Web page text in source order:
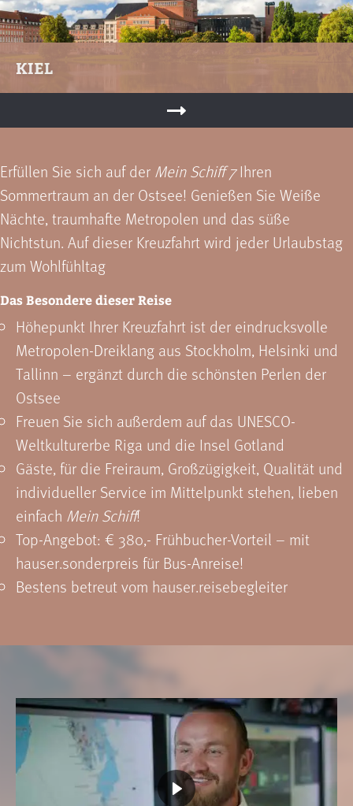
KIEL
Erfüllen Sie sich auf der Mein Schiff 7Ihren
Sommertraum an der Ostsee! Genießen Sie Weiße
Nächte, traumhafte Metropolen und das süße
Nichtstun. Auf dieser Kreuzfahrt wird jeder Urlaubstag
zum Wohlfühltag
Das Besondere dieser Reise
Höhepunkt Ihrer Kreuzfahrt ist der eindrucksvolle
Metropolen-Dreiklang aus Stockholm, Helsinki und
Tallinn – ergänzt durch die schönsten Perlen der
Ostsee
Freuen Sie sich außerdem auf das UNESCO-
Weltkulturerbe Riga und die Insel Gotland
Gäste, für die Freiraum, Großzügigkeit, Qualität und
individueller Service im Mittelpunkt stehen, lieben
einfach Mein Schiff!
Top-Angebot: € 380,- Frühbucher-Vorteil – mit
hauser.sonderpreis für Bus-Anreise!
Bestens betreut vom hauser.reisebegleiter